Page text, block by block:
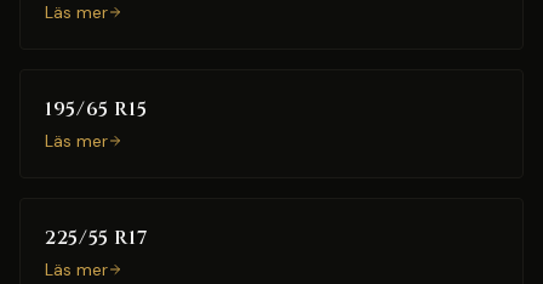
Läs mer
195/65 R15
Läs mer
225/55 R17
Läs mer